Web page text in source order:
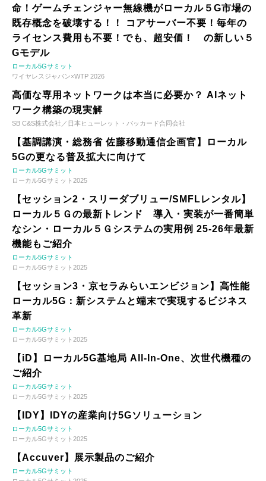
命！ゲームチェンジャー無線機がローカル５G市場の
既存概念を破壊する！！ コアサーバー不要！毎年の
ライセンス費用も不要！でも、超安価！ の新しい５
Gモデル
ローカル5Gサミット
ワイヤレスジャパン×WTP 2026
高価な専用ネットワークは本当に必要か？ AIネット
ワーク構築の現実解
SB C&S株式会社／日本ヒューレット・パッカード合同会社
【基調講演・総務省 佐藤移動通信企画官】ローカル
5Gの更なる普及拡大に向けて
ローカル5Gサミット
ローカル5Gサミット2025
【セッション2・スリーダブリュー/SMFLレンタル】
ローカル５Ｇの最新トレンド 導入・実装が一番簡単
なシン・ローカル５Ｇシステムの実用例 25-26年最新
機能もご紹介
ローカル5Gサミット
ローカル5Gサミット2025
【セッション3・京セラみらいエンビジョン】高性能
ローカル5G：新システムと端末で実現するビジネス
革新
ローカル5Gサミット
ローカル5Gサミット2025
【iD】ローカル5G基地局 All-In-One、次世代機種の
ご紹介
ローカル5Gサミット
ローカル5Gサミット2025
【IDY】IDYの産業向け5Gソリューション
ローカル5Gサミット
ローカル5Gサミット2025
【Accuver】展示製品のご紹介
ローカル5Gサミット